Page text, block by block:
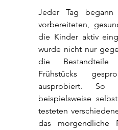
Jeder Tag
vorbereiteten,
die Kinder aktiv
wurde nicht nur
die Bestandteile
Frühstücks
ausprobiert.
beispielsweise
testeten
das morgendliche